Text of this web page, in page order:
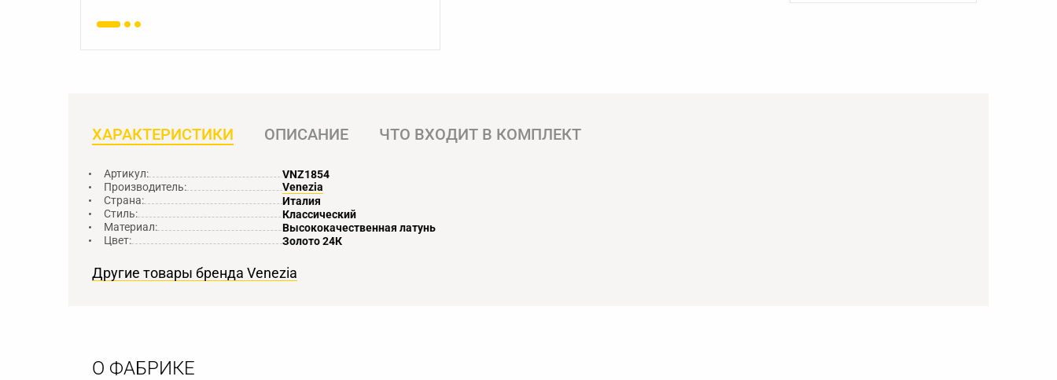
ХАРАКТЕРИСТИКИ ОПИСАНИЕ ЧТО ВХОДИТ В КОМПЛЕКТ
Артикул:
VNZ1854
Производитель:
Venezia
Страна:
Италия
Стиль:
Классический
Материал:
Высококачественная латунь
Цвет:
Золото 24К
Другие товары бренда Venezia
О ФАБРИКЕ